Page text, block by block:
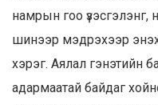
намрын гоо
шинээр мэдрэхээр
хэрэг. Аялал гэнэтийн
адармаатай байдаг